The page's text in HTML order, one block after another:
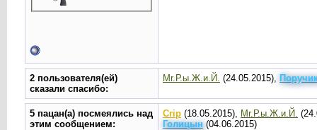
2 пользователя(ей)
сказали cпасибо:
Mr.Р.ы.Ж.и.Й. (24.05.2015),
5 пацан(а) посмеялись над
этим сообщением:
Crip(18.05.2015), Mr.Р.ы.Ж.и.Й.
Голицын(04.06.2015)